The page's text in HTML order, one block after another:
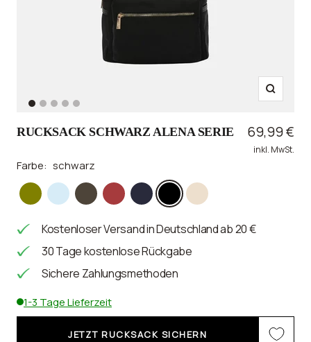
Zoom
Zur
Slide
gehen
Zur
Slide
gehen
Zur
Slide
gehen
Zur
Slide
gehen
Zur
Slide
gehen
RUCKSACK SCHWARZ ALENA SERIE 69,99 €
inkl. MwSt.
Farbe: schwarz
olive bleu braun rot marineschwarzbeige
Kostenloser Versand in Deutschland ab 20 €
30 Tage kostenlose Rückgabe
Sichere Zahlungsmethoden
1-3 Tage Lieferzeit
JETZT RUCKSACK SICHERN